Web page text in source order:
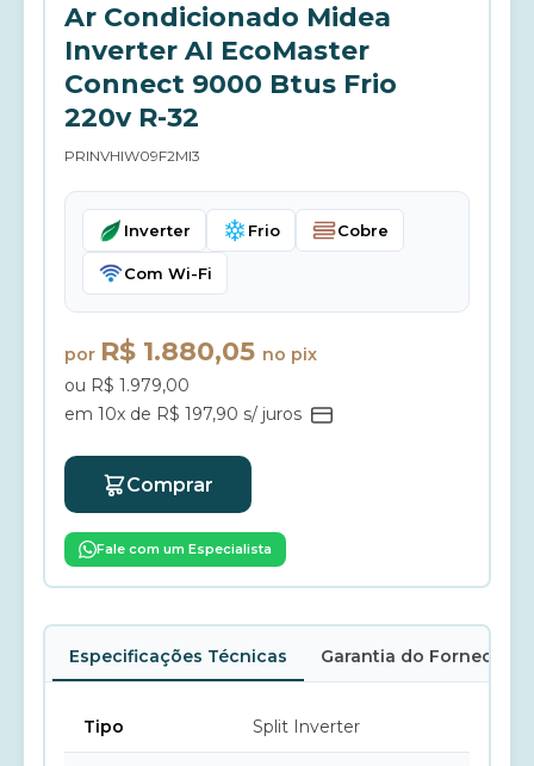
Ar Condicionado Midea
Inverter AI EcoMaster
Connect 9000 Btus Frio
220v R-32
PRINVHIW09F2MI3
Inverter Frio Cobre
Com Wi-Fi
por R$ 1.880,05 no pix
ou R$ 1.979,00
em 10x de R$ 197,90 s/ juros
Comprar
Fale com um Especialista
Especificações Técnicas Garantia do Fornecedor
Tipo Split Inverter